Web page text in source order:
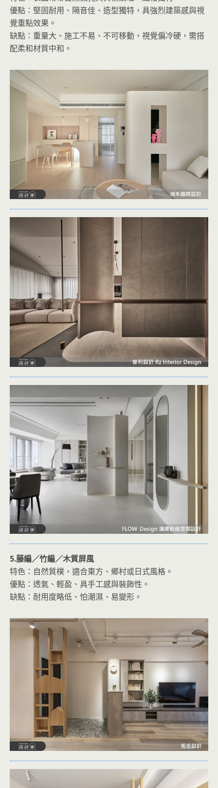
優點：堅固耐用、隔音佳、造型獨特，具強烈建築感與視
覺重點效果。
缺點：重量大、施工不易、不可移動，視覺偏冷硬，需搭
配柔和材質中和。
5.藤編／竹編／木質屏風
特色：自然質樸，適合東方、鄉村或日式風格。
優點：透氣、輕盈、具手工感與裝飾性。
缺點：耐用度略低、怕潮濕、易變形。